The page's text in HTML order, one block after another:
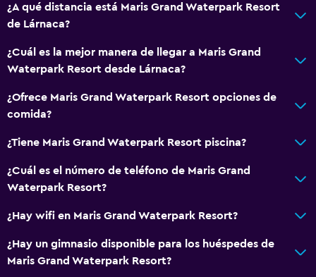
¿A qué distancia está Maris Grand Waterpark Resort
de Lárnaca?
¿Cuál es la mejor manera de llegar a Maris Grand
Waterpark Resort desde Lárnaca?
¿Ofrece Maris Grand Waterpark Resort opciones de
comida?
¿Tiene Maris Grand Waterpark Resort piscina?
¿Cuál es el número de teléfono de Maris Grand
Waterpark Resort?
¿Hay wifi en Maris Grand Waterpark Resort?
¿Hay un gimnasio disponible para los huéspedes de
Maris Grand Waterpark Resort?